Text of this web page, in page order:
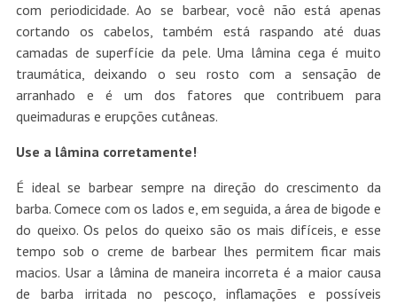
com periodicidade. Ao se barbear, você não está apenas
cortando os cabelos, também está raspando até duas
camadas de superfície da pele. Uma lâmina cega é muito
traumática, deixando o seu rosto com a sensação de
arranhado e é um dos fatores que contribuem para
queimaduras e erupções cutâneas.
Use a lâmina corretamente!
É ideal se barbear sempre na direção do crescimento da
barba. Comece com os lados e, em seguida, a área de bigode e
do queixo. Os pelos do queixo são os mais difíceis, e esse
tempo sob o creme de barbear lhes permitem ficar mais
macios. Usar a lâmina de maneira incorreta é a maior causa
de barba irritada no pescoço, inflamações e possíveis